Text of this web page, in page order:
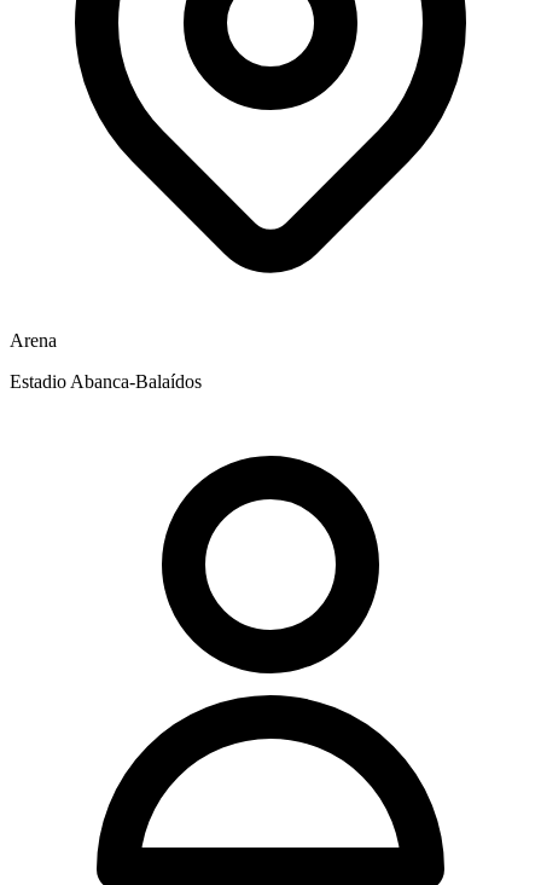
Arena
Estadio Abanca-Balaídos